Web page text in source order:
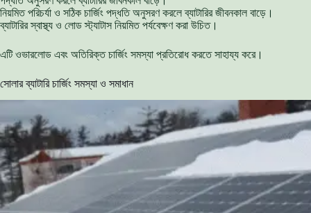
নিয়মিত পরিচর্যা ও সঠিক চার্জিং পদ্ধতি অনুসরণ করলে ব্যাটারির জীবনকাল বাড়ে।
ব্যাটারির স্বাস্থ্য ও লোড স্ট্যাটাস নিয়মিত পর্যবেক্ষণ করা উচিত।
এটি ওভারলোড এবং অতিরিক্ত চার্জিং সমস্যা প্রতিরোধ করতে সাহায্য করে।
সোলার ব্যাটারি চার্জিং সমস্যা ও সমাধান